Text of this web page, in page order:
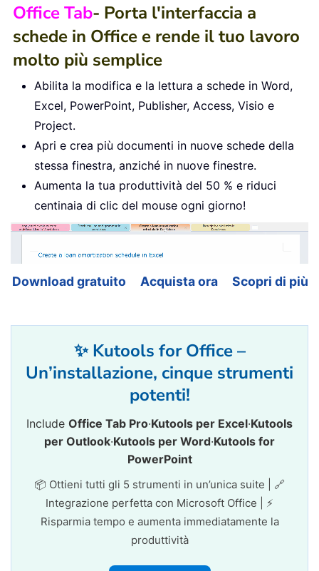
Office Tab- Porta l'interfaccia a
schede in Office e rende il tuo lavoro
molto più semplice
Abilita la modifica e la lettura a schede in Word,
Excel, PowerPoint, Publisher, Access, Visio e
Project.
Apri e crea più documenti in nuove schede della
stessa finestra, anziché in nuove finestre.
Aumenta la tua produttività del 50 % e riduci
centinaia di clic del mouse ogni giorno!
Download gratuito Acquista ora Scopri di più
✨ Kutools for Office –
Un’installazione, cinque strumenti
potenti!
Include Office Tab Pro·Kutools per Excel·Kutools
per Outlook·Kutools per Word·Kutools for
PowerPoint
📦 Ottieni tutti gli 5 strumenti in un’unica suite | 🔗
Integrazione perfetta con Microsoft Office | ⚡
Risparmia tempo e aumenta immediatamente la
produttività